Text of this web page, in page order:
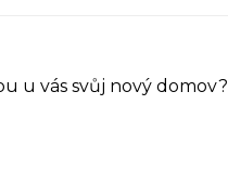
u vás svůj nový domov?